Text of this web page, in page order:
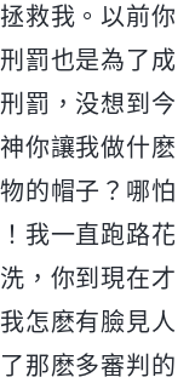
救我。以前你
罰也是為了成
罰，没想到今
你讓我做什麽
的帽子？哪怕
我一直跑路花
，你到現在才
怎麽有臉見人
那麽多審判的